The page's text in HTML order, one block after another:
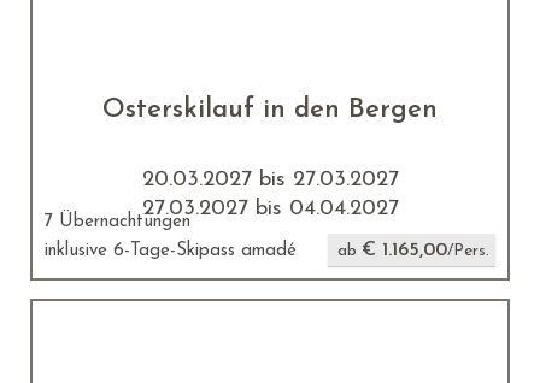
Osterskilauf in den Bergen
20.03.2027 bis 27.03.2027
27.03.2027 bis 04.04.2027
7 Übernachtungen
inklusive 6-Tage-Skipass amadé
ab € 1.165,00/Pers.